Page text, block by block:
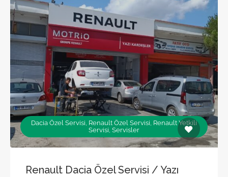
Dacia Özel Servisi, Renault Özel Servisi, Renault Yetkili
Servisi, Servisler
Renault Dacia Özel Servisi / Yazı